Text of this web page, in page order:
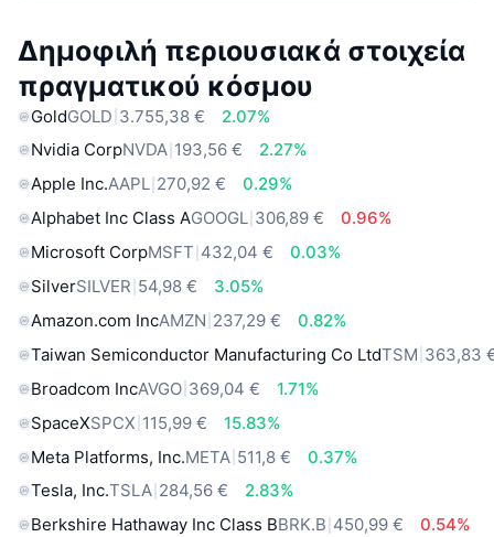
Δημοφιλή περιουσιακά στοιχεία
πραγματικού κόσμου
GoldGOLD 3.755,38 €
2.07%
Nvidia CorpNVDA 193,56 €
2.27%
Apple Inc.AAPL 270,92 €
0.29%
Alphabet Inc Class AGOOGL 306,89 €
0.96%
Microsoft CorpMSFT 432,04 €
0.03%
SilverSILVER 54,98 €
3.05%
Amazon.com IncAMZN 237,29 €
0.82%
Taiwan Semiconductor Manufacturing Co LtdTSM 363,83
Broadcom IncAVGO 369,04 €
1.71%
SpaceXSPCX 115,99 €
15.83%
Meta Platforms, Inc.META 511,8 €
0.37%
Tesla, Inc.TSLA 284,56 €
2.83%
Berkshire Hathaway Inc Class BBRK.B 450,99 €
0.54%